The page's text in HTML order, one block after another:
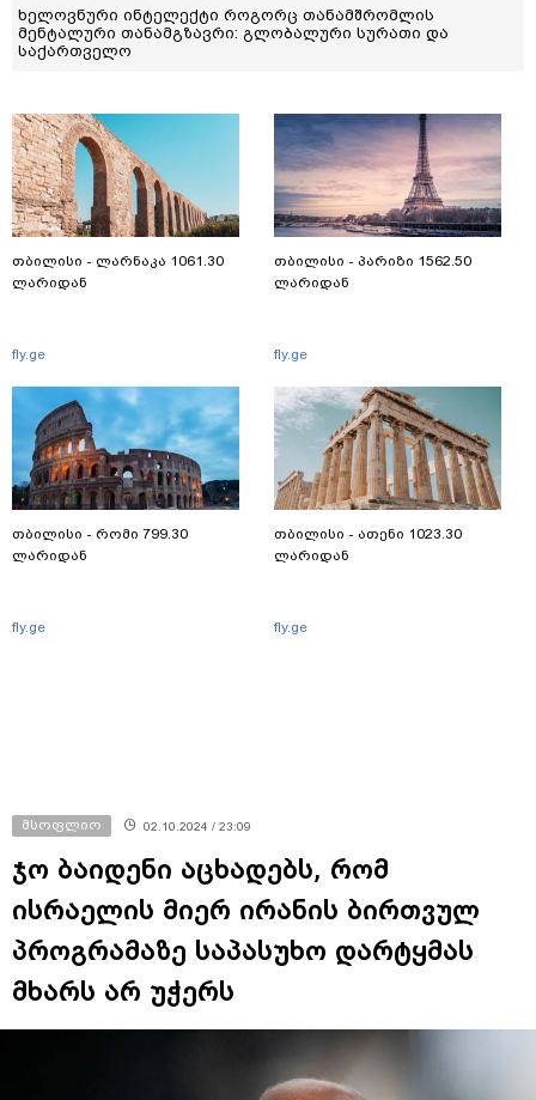
ხელოვნური ინტელექტი როგორც თანამშრომლის
მენტალური თანამგზავრი: გლობალური სურათი და
საქართველო
თბილისი - ლარნაკა 1061.30
ლარიდან
fly.ge
თბილისი - რომი 799.30
ლარიდან
fly.ge
თბილისი - პარიზი 1562.50
ლარიდან
fly.ge
თბილისი - ათენი 1023.30
ლარიდან
fly.ge
მსოფლიო 02.10.2024 / 23:09
ჯო ბაიდენი აცხადებს, რომ
ისრაელის მიერ ირანის ბირთვულ
პროგრამაზე საპასუხო დარტყმას
მხარს არ უჭერს